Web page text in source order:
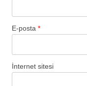
E-posta *
İnternet sitesi